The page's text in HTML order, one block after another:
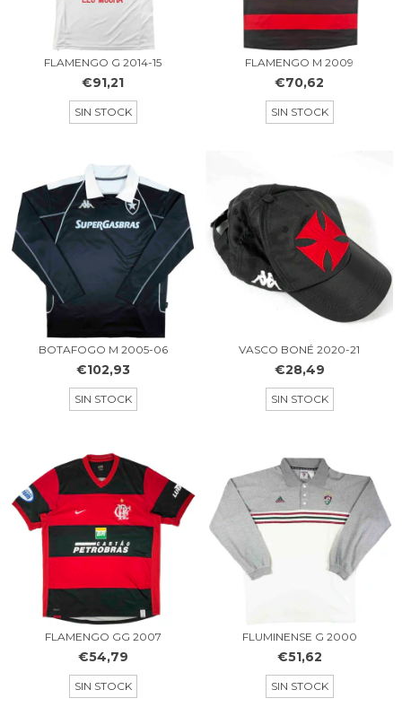
FLAMENGO G 2014-15
€91,21
SIN STOCK
FLAMENGO M 2009
€70,62
SIN STOCK
BOTAFOGO M 2005-06
€102,93
SIN STOCK
VASCO BONÉ 2020-21
€28,49
SIN STOCK
FLAMENGO GG 2007
€54,79
SIN STOCK
FLUMINENSE G 2000
€51,62
SIN STOCK